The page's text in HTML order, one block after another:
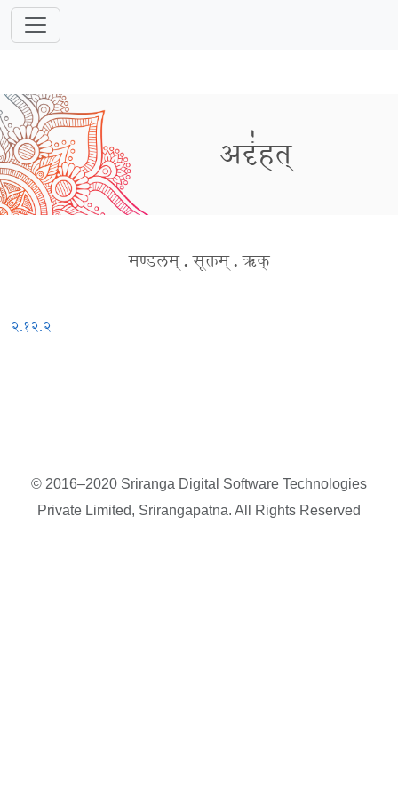
अदृं॑हत्
मण्डलम् . सूक्तम् . ऋक्
२.१२.२
© 2016–2020 Sriranga Digital Software Technologies
Private Limited, Srirangapatna. All Rights Reserved